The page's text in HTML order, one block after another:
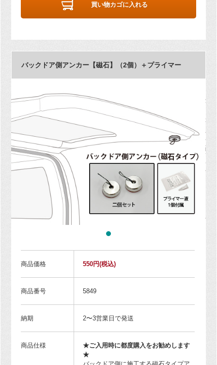
買い物カゴに入れる
バックドア側アンカー【磁石】（2個）＋プライマー
商品価格 550円(税込)
商品番号 5849
納期 2〜3営業日で発送
商品仕様
★ご入用時に都度購入をお勧めします
★